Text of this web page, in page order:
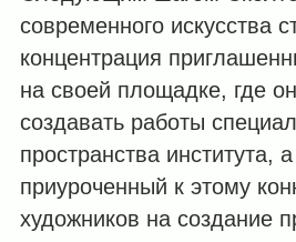
современного искусства
концентрация
на своей площадке, где
создавать работы
пространства института,
приуроченный к этому
художников на создание